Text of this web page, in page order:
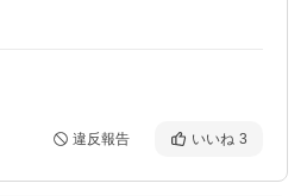
違反報告 いいね 3